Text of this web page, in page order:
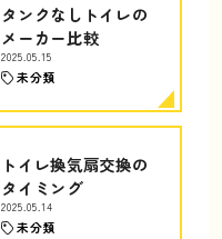
タンクなしトイレの
メーカー比較
2025.05.15
未分類
トイレ換気扇交換の
タイミング
2025.05.14
未分類